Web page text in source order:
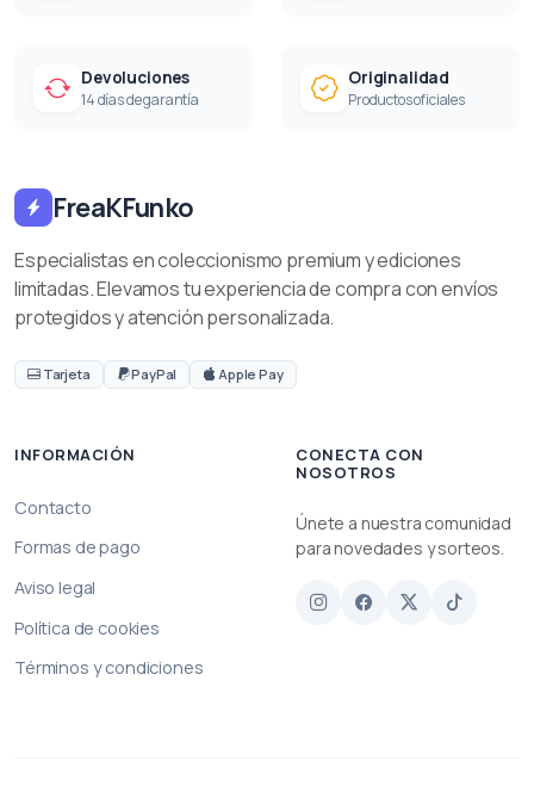
Devoluciones
14 días de garantía
Originalidad
Productos oficiales
FreaKFunko
Especialistas en coleccionismo premium y ediciones
limitadas. Elevamos tu experiencia de compra con envíos
protegidos y atención personalizada.
Tarjeta PayPal Apple Pay
INFORMACIÓN
Contacto
Formas de pago
Aviso legal
Política de cookies
Términos y condiciones
CONECTA CON
NOSOTROS
Únete a nuestra comunidad
para novedades y sorteos.